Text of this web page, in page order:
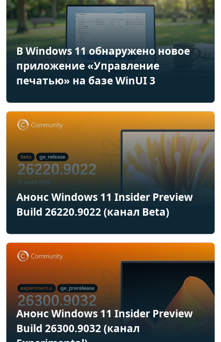
В Windows 11 обнаружено новое
приложение «Управление
печатью» на базе WinUI 3
Анонс Windows 11 Insider Preview
Build 26220.9022 (канал Beta)
Анонс Windows 11 Insider Preview
Build 26300.9032 (канал